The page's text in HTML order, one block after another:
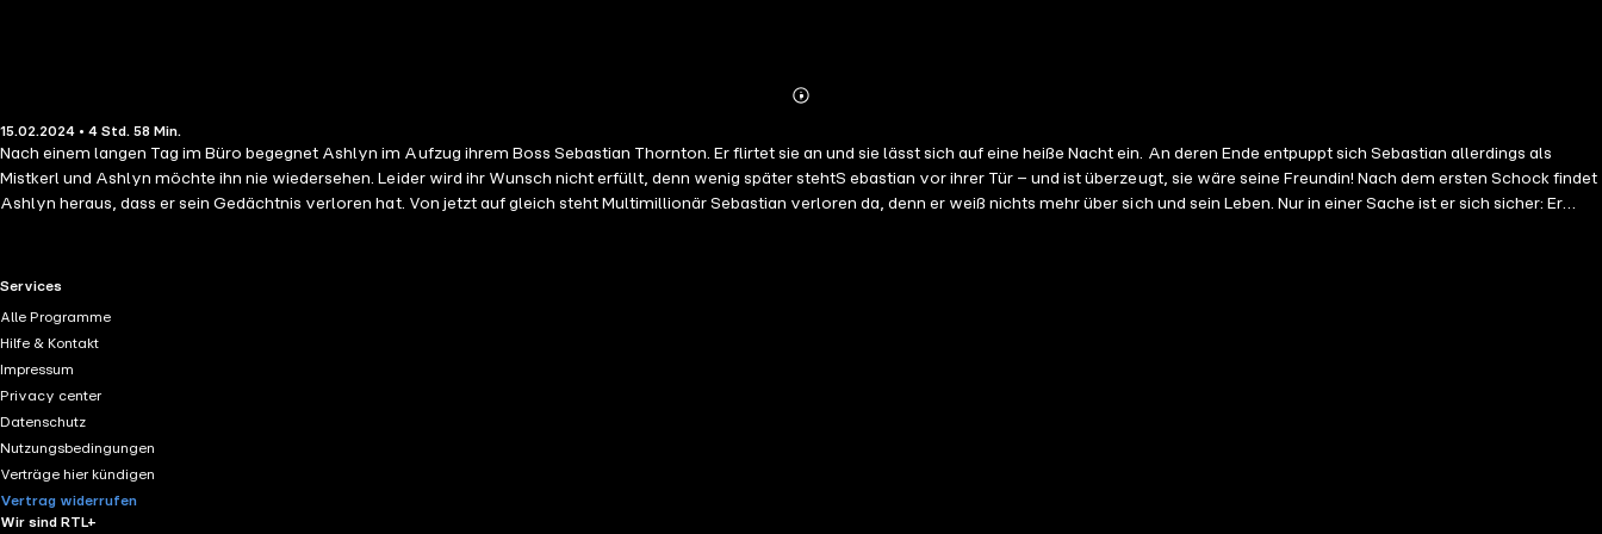
Mehr
15.02.2024 • 4 Std. 58 Min.
Nach einem langen Tag im Büro begegnet Ashlyn im Aufzug ihrem Boss Sebastian Thornton. Er flirtet sie an und sie lässt sich auf eine heiße Nacht ein. An deren Ende entpuppt sich Sebastian allerdings als
Mistkerl und Ashlyn möchte ihn nie wiedersehen. Leider wird ihr Wunsch nicht erfüllt, denn wenig später stehtS ebastian vor ihrer Tür – und ist überzeugt, sie wäre seine Freundin! Nach dem ersten Schock findet
Ashlyn heraus, dass er sein Gedächtnis verloren hat. Von jetzt auf gleich steht Multimillionär Sebastian verloren da, denn er weiß nichts mehr über sich und sein Leben. Nur in einer Sache ist er sich sicher: Er
RTL+ useful links.
Services
Alle Programme
Hilfe & Kontakt
Impressum
Privacy center
Datenschutz
Nutzungsbedingungen
Verträge hier kündigen
Vertrag widerrufen
Wir sind RTL+